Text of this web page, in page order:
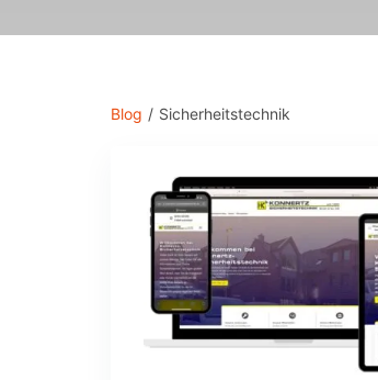
Blog / Sicherheitstechnik